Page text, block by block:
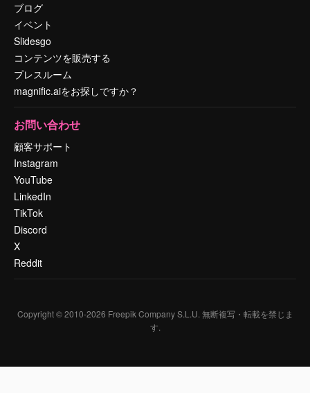
ブログ
イベント
Slidesgo
コンテンツを販売する
プレスルーム
magnific.aiをお探しですか？
お問い合わせ
顧客サポート
Instagram
YouTube
LinkedIn
TikTok
Discord
X
Reddit
Copyright © 2010-2026 Freepik Company S.L.U. 無断複写・転載を禁じま
す.